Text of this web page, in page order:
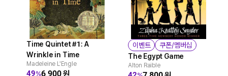
Time Quintet #1: A
Wrinkle in Time
Madeleine L'Engle
49%6,900원
이벤트
쿠폰/멤버십
The Egypt Game
Alton Raible